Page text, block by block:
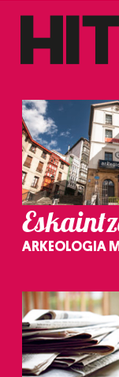
erabiltzeko
irakurri
ARKEOLOGIA